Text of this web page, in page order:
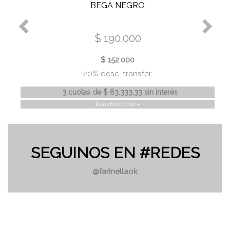
BEGA NEGRO
$ 190.000
$ 152.000
20% desc. transfer.
3 cuotasde $ 63.333,33sin interés
Beneficios Online
SEGUINOS EN #REDES
@farinellaok